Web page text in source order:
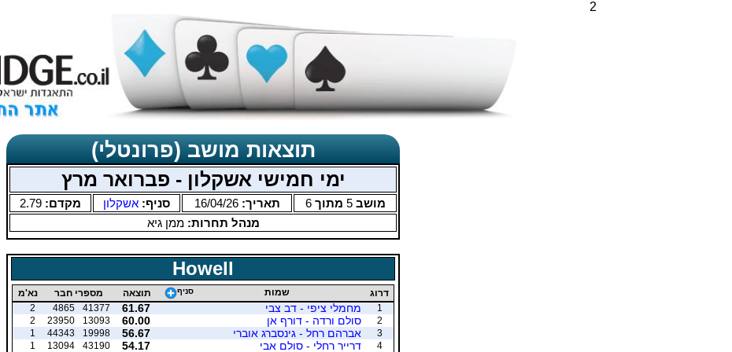
2
תוצאות מושב (פרונטלי)
ימי חמישי אשקלון - פברואר מרץ
מושב5 מתוך6 תאריך:16/04/26 סניף: אשקלון מקדם: 2.79
מנהל תחרות:ממן גיא
Howell
דרוג שמות סניף תוצאה מספרי חבר
נא'מ
1
מחמלי ציפי - דב צבי 61.67
41377
4865
2
2
סולם ורדה - דורף אן 60.00
13093
23950
2
3
אברהם רחל - גינסברג אוברי 56.67
19998
44343
1
4
דרייר רחלי - סולם אבי 54.17
43190
13094
1